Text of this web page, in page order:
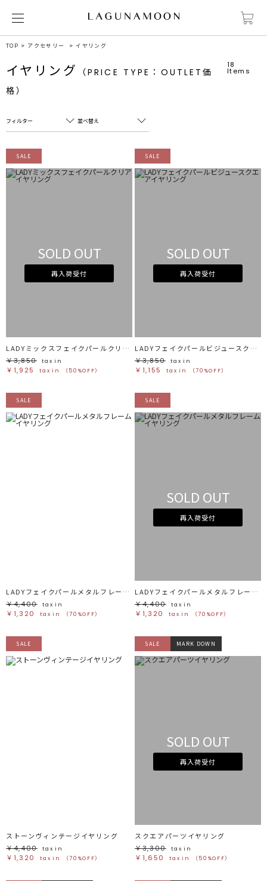
TOP アクセサリー イヤリング
イヤリング
（PRICE TYPE：OUTLET価
格）
18
Items
フィルター
フリーワード
CLOSE
すべてすべて
ホワイト
グレー
パープルパープル
レッド
ピンクピンク
ミックス
ミックス
この条件で絞り込む
並べ替え
売れ筋順
新着順
SALE
SOLD OUT
再入荷受付
LADYミックスフェイクパールクリアイヤリング
￥3,850
tax in
￥1,925 tax in （50%OFF）
SALE
SOLD OUT
再入荷受付
LADYフェイクパールビジュースクエアイヤリング
￥3,850
tax in
￥1,155 tax in （70%OFF）
SALE
LADYフェイクパールメタルフレームイヤリング
￥4,400
tax in
￥1,320 tax in （70%OFF）
SALE
SOLD OUT
再入荷受付
LADYフェイクパールメタルフレームイヤリング
￥4,400
tax in
￥1,320 tax in （70%OFF）
SALE
ストーンヴィンテージイヤリング
￥4,400
tax in
￥1,320 tax in （70%OFF）
SALE MARK DOWN
SOLD OUT
再入荷受付
スクエアパーツイヤリング
￥3,300
tax in
￥1,650 tax in （50%OFF）